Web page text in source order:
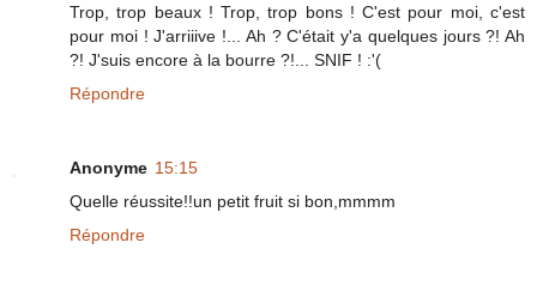
Trop, trop beaux ! Trop, trop bons ! C'est pour moi, c'est
pour moi ! J'arriiive !... Ah ? C'était y'a quelques jours ?! Ah
?! J'suis encore à la bourre ?!... SNIF ! :'(
Répondre
Anonyme 15:15
Quelle réussite!!un petit fruit si bon,mmmm
Répondre